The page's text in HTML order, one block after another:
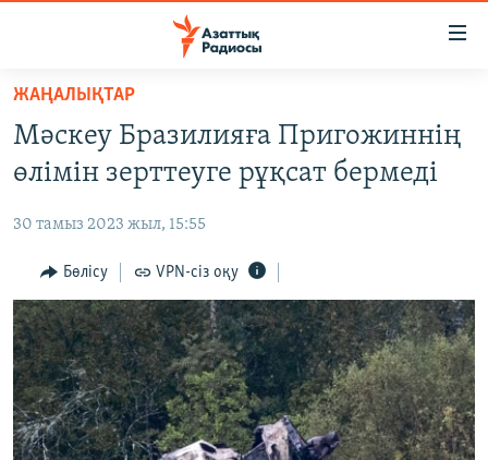
Skip
main
content
to
Navigation
Skip
to
Search
ҚАҢТАР ОҚИҒАСЫ
АДАМ ҚҰҚЫҚТАРЫ
ӘЛЕУМЕТ
ӘЛЕМ
АРНАЙЫ ЖОБАЛАР
Русский
ЖАҢАЛЫҚТАР
Мәскеу Бразилияға Пригожиннің
өлімін зерттеуге рұқсат бермеді
30 тамыз 2023 жыл, 15:55
Бөлісу VPN-сіз оқу